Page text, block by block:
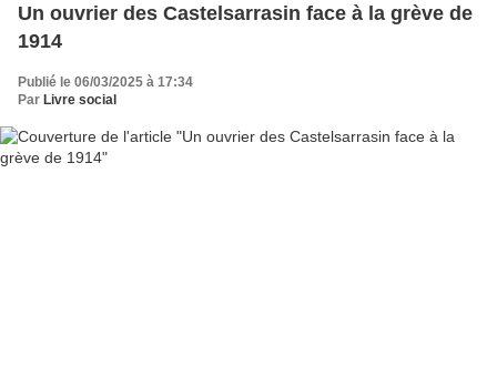
Un ouvrier des Castelsarrasin face à la grève de
1914
Publié le 06/03/2025 à 17:34
Par Livre social